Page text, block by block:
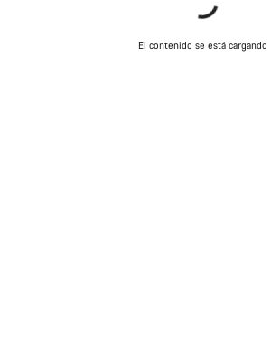
El contenido se está cargando